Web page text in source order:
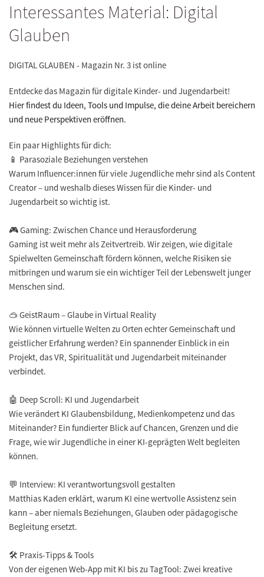
Interessantes Material: Digital
Glauben
DIGITAL GLAUBEN - Magazin Nr. 3 ist online
Entdecke das Magazin für digitale Kinder- und Jugendarbeit!
Hier findest du Ideen, Tools und Impulse, die deine Arbeit bereichern
und neue Perspektiven eröffnen.
Ein paar Highlights für dich:
📱 Parasoziale Beziehungen verstehen
Warum Influencer:innen für viele Jugendliche mehr sind als Content
Creator – und weshalb dieses Wissen für die Kinder- und
Jugendarbeit so wichtig ist.
🎮 Gaming: Zwischen Chance und Herausforderung
Gaming ist weit mehr als Zeitvertreib. Wir zeigen, wie digitale
Spielwelten Gemeinschaft fördern können, welche Risiken sie
mitbringen und warum sie ein wichtiger Teil der Lebenswelt junger
Menschen sind.
🥽 GeistRaum – Glaube in Virtual Reality
Wie können virtuelle Welten zu Orten echter Gemeinschaft und
geistlicher Erfahrung werden? Ein spannender Einblick in ein
Projekt, das VR, Spiritualität und Jugendarbeit miteinander
verbindet.
🤖 Deep Scroll: KI und Jugendarbeit
Wie verändert KI Glaubensbildung, Medienkompetenz und das
Miteinander? Ein fundierter Blick auf Chancen, Grenzen und die
Frage, wie wir Jugendliche in einer KI-geprägten Welt begleiten
können.
💬 Interview: KI verantwortungsvoll gestalten
Matthias Kaden erklärt, warum KI eine wertvolle Assistenz sein
kann – aber niemals Beziehungen, Glauben oder pädagogische
Begleitung ersetzt.
🛠️ Praxis-Tipps & Tools
Von der eigenen Web-App mit KI bis zu TagTool: Zwei kreative